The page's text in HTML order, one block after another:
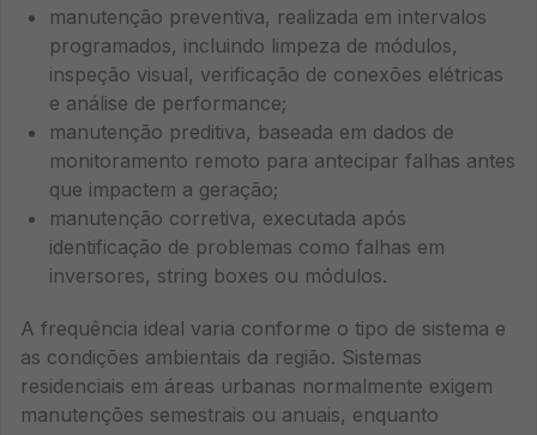
manutenção preventiva, realizada em intervalos
programados, incluindo limpeza de módulos,
inspeção visual, verificação de conexões elétricas
e análise de performance;
manutenção preditiva, baseada em dados de
monitoramento remoto para antecipar falhas antes
que impactem a geração;
manutenção corretiva, executada após
identificação de problemas como falhas em
inversores, string boxes ou módulos.
A frequência ideal varia conforme o tipo de sistema e
as condições ambientais da região. Sistemas
residenciais em áreas urbanas normalmente exigem
manutenções semestrais ou anuais, enquanto